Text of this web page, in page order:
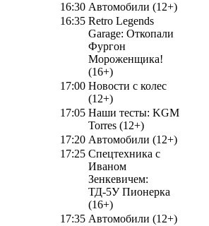
16:30 Автомобили (12+)
16:35 Retro Legends
Garage: Откопали
Фургон
Мороженщика!
(16+)
17:00 Новости с колес
(12+)
17:05 Наши тесты: KGM
Torres (12+)
17:20 Автомобили (12+)
17:25 Спецтехника с
Иваном
Зенкевичем:
ТД-5У Пионерка
(16+)
17:35 Автомобили (12+)